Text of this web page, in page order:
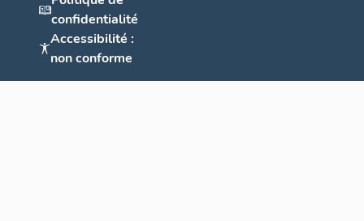
confidentialité
Accessibilité :
non conforme